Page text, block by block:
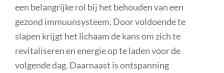
een belangrijke rol bij het behouden van een
gezond immuunsysteem. Door voldoende te
slapen krijgt het lichaam de kans om zich te
revitaliseren en energie op te laden voor de
volgende dag. Daarnaast is ontspanning